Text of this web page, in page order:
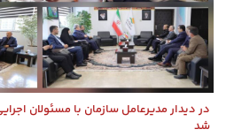
در دیدار مدیرعامل سازمان با مسئولان
شد